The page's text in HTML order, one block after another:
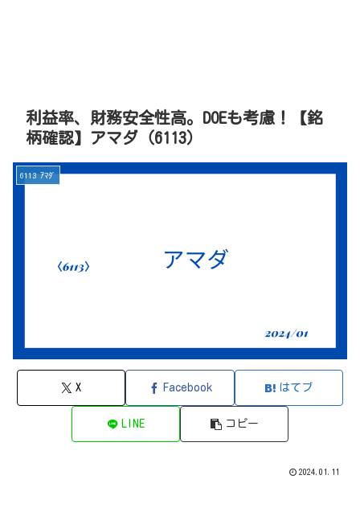
利益率、財務安全性高。DOEも考慮！【銘
柄確認】アマダ（6113）
6113 ｱﾏﾀﾞ
X Facebook はてブ
LINE コピー
2024.01.11